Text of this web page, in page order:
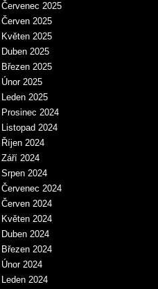
Červenec 2025
Červen 2025
Květen 2025
Duben 2025
Březen 2025
Únor 2025
Leden 2025
Prosinec 2024
Listopad 2024
Říjen 2024
Září 2024
Srpen 2024
Červenec 2024
Červen 2024
Květen 2024
Duben 2024
Březen 2024
Únor 2024
Leden 2024